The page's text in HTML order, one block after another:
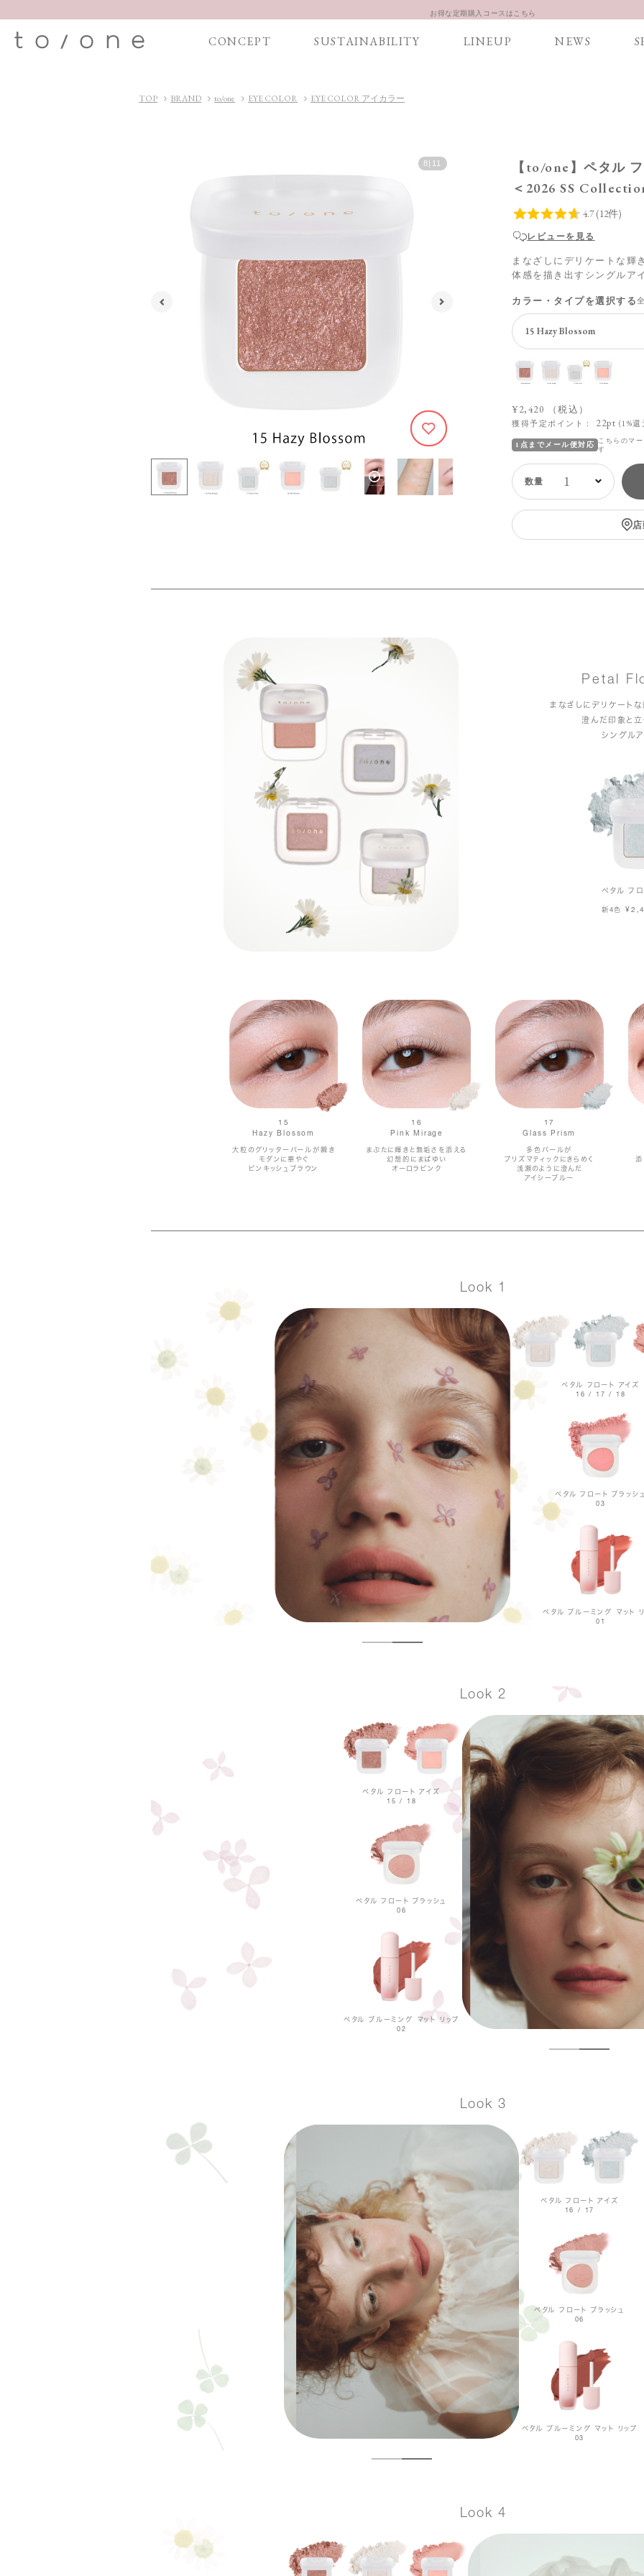
お得な定期購入コースはこちら
【重要】お盆期間中のお問い合わせと商品配送に関しまして
CONCEPT SUSTAINABILITY LINEUP NEWS
TOP BRAND to/one EYE COLOR EYE COLOR アイカラー
8| 11
380
【to/one】ペタル
＜2026 SS
レビューを見る
まなざしにデリケートな輝
体感を描き出すシングルア
カラー・タイプを選択する
¥2,420 （税込）
獲得予定ポイント： 22pt (1%
1点までメール便対応 こちらのマ
す
1
Petal
まなざしにデリケート
澄んだ印象と
シングル
ペタル フ
新4色
15
Hazy Blossom
大粒のグリッターパールが瞬き
モダンに華やぐ
ピンキッシュブラウン
16
Pink Mirage
まぶたに輝きと無垢さを添える
幻想的にまばゆい
オーロラピンク
17
Glass Prism
多色パールが
プリズマティックにきらめく
浅瀬のように澄んだ
アイシーブルー
添
Look 1
ペタル フロート アイズ
16 / 17 / 18
ペタル フロート ブラッシ
03
ペタル ブルーミング マット
01
Look 2
ペタル フロート アイズ
15 / 18
ペタル フロート ブラッシュ
06
ペタル ブルーミング マット リップ
02
Look 3
ペタル フロート アイズ
16 / 17
ペタル フロート ブラッシュ
06
ペタル ブルーミング マット リップ
03
Look 4